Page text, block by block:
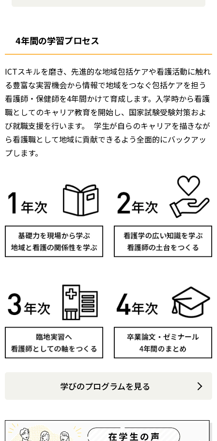
4年間の学習プロセス
ICTスキルを磨き、先進的な地域包括ケアや看護活動に触れ
る豊富な実習機会から情報で地域をつなぐ包括ケアを担う
看護師・保健師を4年間かけて育成します。入学時から看護
職としてのキャリア教育を開始し、国家試験受験対策およ
び就職支援を行います。 学生が自らのキャリアを描きなが
ら看護職として地域に貢献できるよう全面的にバックアッ
プします。
学びのプログラムを見る